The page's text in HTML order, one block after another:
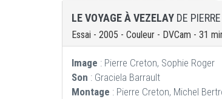
LE VOYAGE À VEZELAY DE
Essai - 2005 - Couleur - DVCam - 31
Image : Pierre Creton, Sophie Roger
Son : Graciela Barrault
Montage : Pierre Creton, Michel